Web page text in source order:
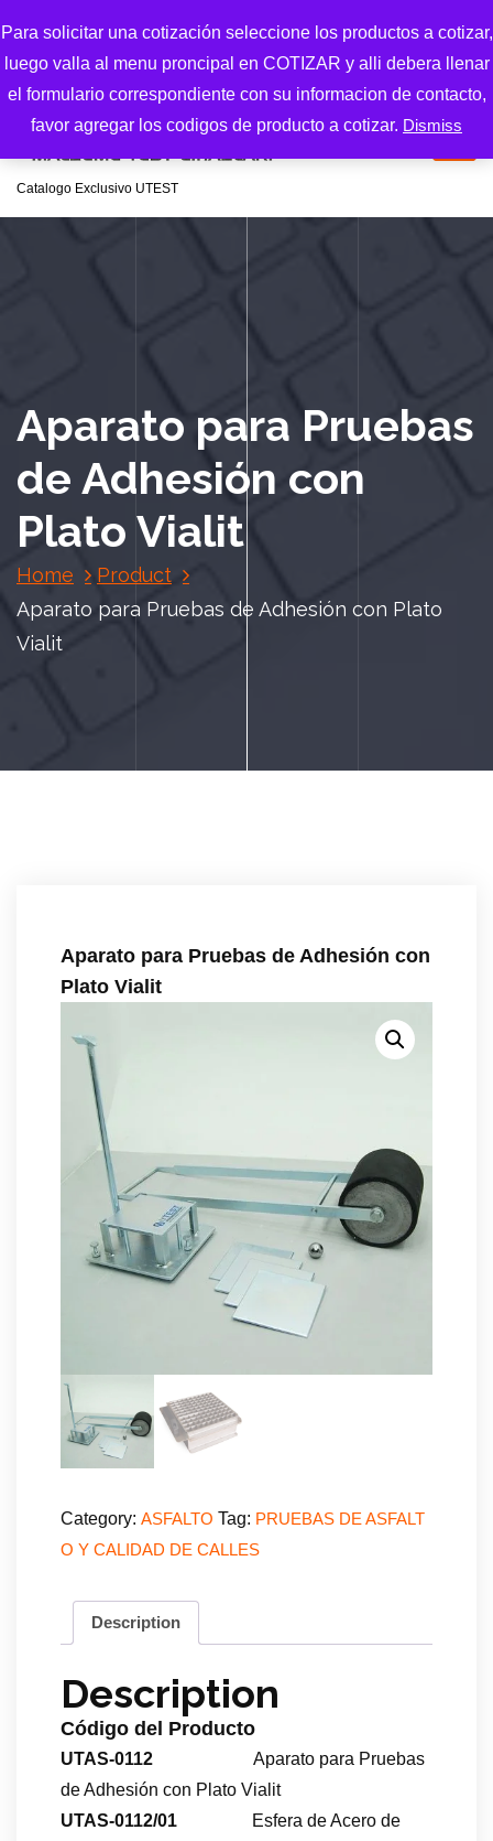
Para solicitar una cotización seleccione los productos a cotizar,
luego valla al menu proncipal en COTIZAR y alli debera llenar
el formulario correspondiente con su informacion de contacto,
favor agregar los codigos de producto a cotizar. Dismiss
k
Catalogo Exclusivo UTEST
Aparato para Pruebas
de Adhesión con
Plato Vialit
Home
Product
Aparato para Pruebas de Adhesión con Plato
Vialit
Aparato para Pruebas de Adhesión con
Plato Vialit
Category: ASFALTO Tag: PRUEBAS DE ASFALT
O Y CALIDAD DE CALLES
Description
Description
Código del Producto
UTAS-0112
Aparato para Pruebas
de Adhesión con Plato Vialit
UTAS-0112/01 Esfera de Acero de